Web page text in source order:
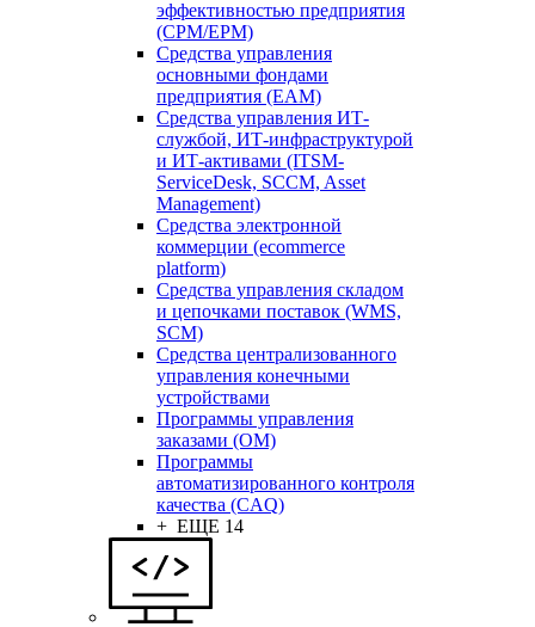
эффективностью предприятия
(CPM/EPM)
Средства управления
основными фондами
предприятия (EAM)
Средства управления ИТ-
службой, ИТ-инфраструктурой
и ИТ-активами (ITSM-
ServiceDesk, SCCM, Asset
Management)
Средства электронной
коммерции (ecommerce
platform)
Средства управления складом
и цепочками поставок (WMS,
SCM)
Средства централизованного
управления конечными
устройствами
Программы управления
заказами (OM)
Программы
автоматизированного контроля
качества (CAQ)
+ ЕЩЕ 14